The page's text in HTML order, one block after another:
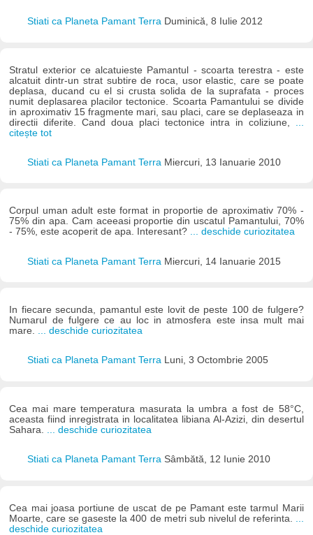
Stiati ca Planeta Pamant Terra Duminică, 8 Iulie 2012
Stratul exterior ce alcatuieste Pamantul - scoarta terestra - este
alcatuit dintr-un strat subtire de roca, usor elastic, care se poate
deplasa, ducand cu el si crusta solida de la suprafata - proces
numit deplasarea placilor tectonice. Scoarta Pamantului se divide
in aproximativ 15 fragmente mari, sau placi, care se deplaseaza in
directii diferite. Cand doua placi tectonice intra in coliziune,
citește tot
Stiati ca Planeta Pamant Terra Miercuri, 13 Ianuarie 2010
Corpul uman adult este format in proportie de aproximativ 70% -
75% din apa. Cam aceeasi proportie din uscatul Pamantului, 70%
- 75%, este acoperit de apa. Interesant? ... deschide curiozitatea
Stiati ca Planeta Pamant Terra Miercuri, 14 Ianuarie 2015
In fiecare secunda, pamantul este lovit de peste 100 de fulgere?
Numarul de fulgere ce au loc in atmosfera este insa mult mai
mare. ... deschide curiozitatea
Stiati ca Planeta Pamant Terra Luni, 3 Octombrie 2005
Cea mai mare temperatura masurata la umbra a fost de 58°C,
aceasta fiind inregistrata in localitatea libiana Al-Azizi, din desertul
Sahara.
... deschide curiozitatea
Stiati ca Planeta Pamant Terra Sâmbătă, 12 Iunie 2010
Cea mai joasa portiune de uscat de pe Pamant este tarmul Marii
Moarte, care se gaseste la 400 de metri sub nivelul de referinta.
deschide curiozitatea